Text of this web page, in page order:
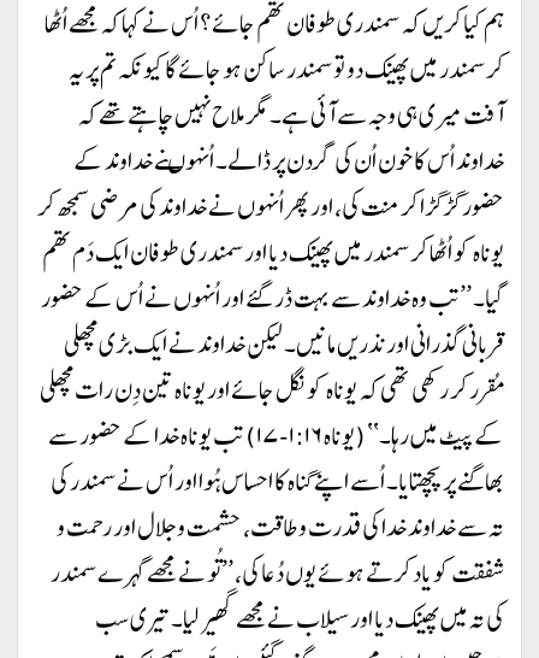
ہم کیا کریں کہ سمندری طوفان تھم جائے؟ اُس نے کہا کہ مجھے اُٹھا
کر سمندر میں پھینک دو تو سمندر ساکن ہو جائے گا کیونکہ تم پر یہ
آفت میری ہی وجہ سے آئی ہے۔ مگر ملاح نہیں چاہتے تھے کہ
خداوند اُس کا خون اُن کی گردن پر ڈالے۔ اُنہوںنے خداوند کے
حضور گڑگڑا کر منت کی، اور پھر اُنہوں نے خداوند کی مرضی سمجھ کر
یوناہ کو اُٹھا کر سمندر میں پھینک دیا اور سمندری طوفان ایک دَم تھم
گیا۔ ’’تب وہ خداوند سے بہت ڈر گئے اور اُنہوں نے اُس کے حضور
قربانی گذرانی اور نذریں مانیں۔ لیکن خداوند نے ایک بڑی مچھلی
مُقرر کر رکھی تھی کہ یوناہ کو نگل جائے اور یوناہ تین دِن رات مچھلی
کے پیٹ میں رہا۔‘‘ (یوناہ ۱:۱۶-۱۷) تب یوناہ خدا کے حضور سے
بھاگنے پر پچھتایا۔ اُسے اپنے گناہ کا احساس ہُوا اور اُس نے سمندر کی
تہ سے خداوند خدا کی قدرت و طاقت، حشمت و جلال اور رحمت و
شفقت کو یاد کرتے ہوئے یوں دُعا کی، ’’تُو نے مجھے گہرے سمندر
کی تہ میں پھینک دیا اور سیلاب نے مجھے گھیر لیا۔ تیری سب